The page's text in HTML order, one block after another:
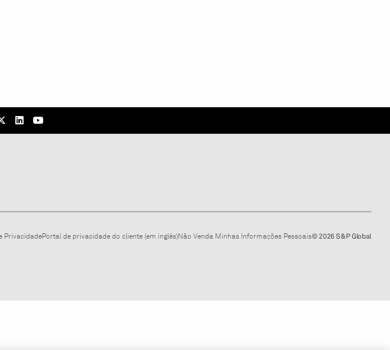
PrivacidadePortal de privacidade do cliente (em inglês)Não Venda Minhas Informações Pessoais© 2026 S&P Global